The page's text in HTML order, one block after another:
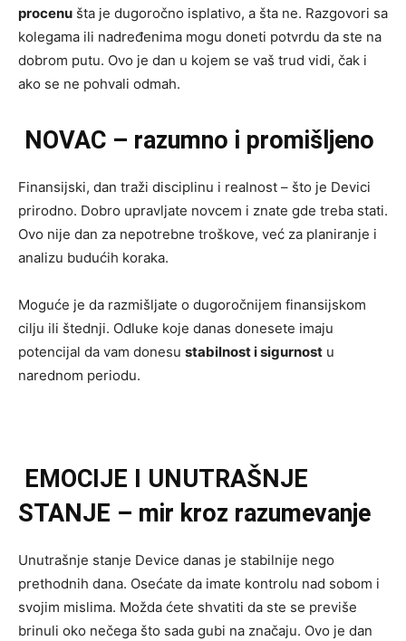
procenu šta je dugoročno isplativo, a šta ne. Razgovori sa
kolegama ili nadređenima mogu doneti potvrdu da ste na
dobrom putu. Ovo je dan u kojem se vaš trud vidi, čak i
ako se ne pohvali odmah.
NOVAC – razumno i promišljeno
Finansijski, dan traži disciplinu i realnost – što je Devici
prirodno. Dobro upravljate novcem i znate gde treba stati.
Ovo nije dan za nepotrebne troškove, već za planiranje i
analizu budućih koraka.
Moguće je da razmišljate o dugoročnijem finansijskom
cilju ili štednji. Odluke koje danas donesete imaju
potencijal da vam donesu stabilnost i sigurnost u
narednom periodu.
EMOCIJE I UNUTRAŠNJE
STANJE – mir kroz razumevanje
Unutrašnje stanje Device danas je stabilnije nego
prethodnih dana. Osećate da imate kontrolu nad sobom i
svojim mislima. Možda ćete shvatiti da ste se previše
brinuli oko nečega što sada gubi na značaju. Ovo je dan